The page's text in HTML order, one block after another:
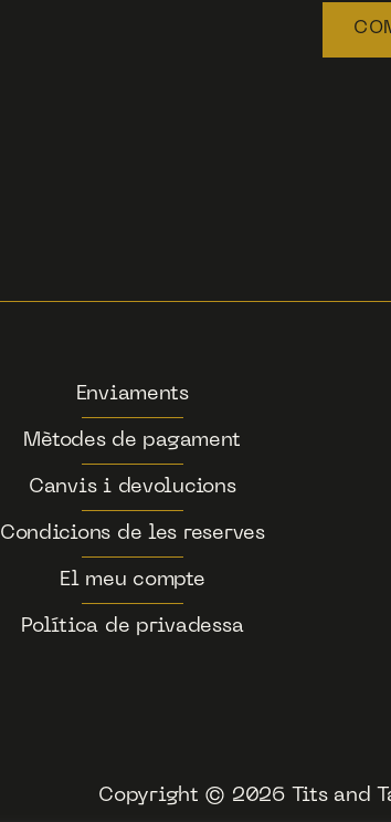
Enviaments
Mètodes de pagament
Canvis i devolucions
Condicions de les reserves
El meu compte
Política de privadessa
Copyright © 2026 Tits and